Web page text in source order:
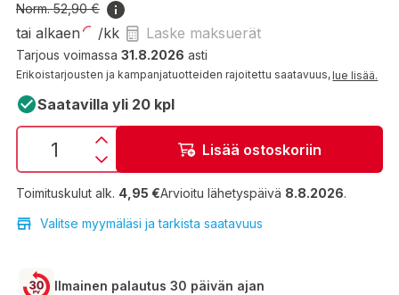
Norm.52,90 €
tai alkaen /kk Laske maksuerät
Tarjous voimassa 31.8.2026 asti
Erikoistarjousten ja kampanjatuotteiden rajoitettu saatavuus,lue lisää.
Saatavilla yli 20 kpl
Lisää ostoskoriin
Toimituskulut alk. 4,95 €Arvioitu lähetyspäivä 8.8.2026.
Valitse myymäläsi ja tarkista saatavuus
Ilmainen palautus 30 päivän ajan